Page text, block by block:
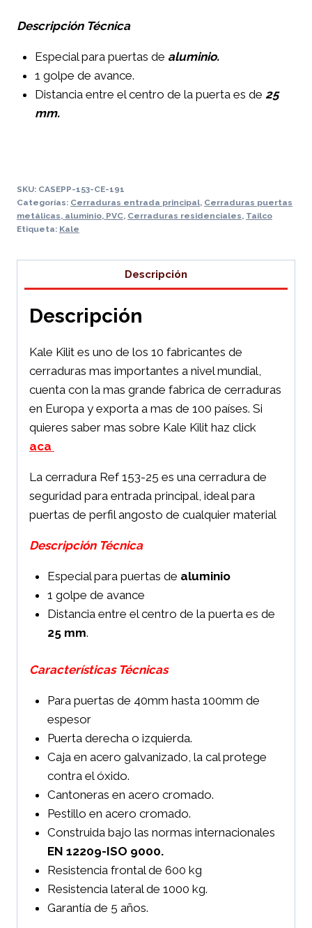
Descripción Técnica
Especial para puertas de aluminio.
1 golpe de avance.
Distancia entre el centro de la puerta es de 25
mm.
SKU: CASEPP-153-CE-191
Categorías: Cerraduras entrada principal, Cerraduras puertas
metálicas, aluminio, PVC, Cerraduras residenciales, Tailco
Etiqueta: Kale
Descripción
Descripción
Kale Kilit es uno de los 10 fabricantes de
cerraduras mas importantes a nivel mundial,
cuenta con la mas grande fabrica de cerraduras
en Europa y exporta a mas de 100 países. Si
quieres saber mas sobre Kale Kilit haz click
aca
La cerradura Ref 153-25 es una cerradura de
seguridad para entrada principal, ideal para
puertas de perfil angosto de cualquier material
Descripción Técnica
Especial para puertas de aluminio
1 golpe de avance
Distancia entre el centro de la puerta es de
25 mm.
Características Técnicas
Para puertas de 40mm hasta 100mm de
espesor
Puerta derecha o izquierda.
Caja en acero galvanizado, la cal protege
contra el óxido.
Cantoneras en acero cromado.
Pestillo en acero cromado.
Construida bajo las normas internacionales
EN 12209-ISO 9000.
Resistencia frontal de 600 kg
Resistencia lateral de 1000 kg.
Garantía de 5 años.